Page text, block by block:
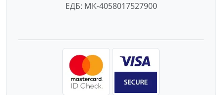
ЕДБ: МК-4058017527900